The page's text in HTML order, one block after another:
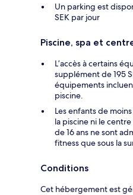
Un parking est
SEK par jour
Piscine, spa et
L’accès à certains
supplément de 195
équipements
piscine.
Les enfants de
la piscine ni le
de 16 ans ne sont
fitness que sous la
Conditions
Cet hébergement est